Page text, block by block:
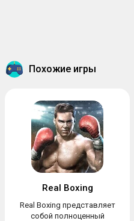
Похожие игры
Real Boxing
Real Boxing представляет
собой полноценный